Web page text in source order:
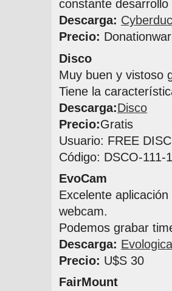
constante
Descarga:
Precio:
Disco
Muy buen y vistoso
Tiene la
Descarga:Disco
Precio:Gratis
Usuario: FREE
Código: DSCO-111-
EvoCam
Excelente
webcam.
Podemos grabar
Descarga:
Precio: U$S 30
FairMount